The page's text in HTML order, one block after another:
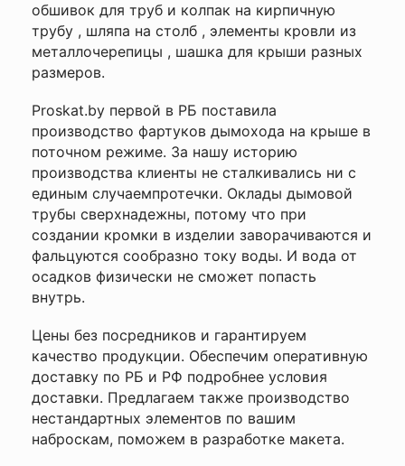
обшивок для труб и колпак на кирпичную
трубу , шляпа на столб , элементы кровли из
металлочерепицы , шашка для крыши разных
размеров.
Proskat.by первой в РБ поставила
производство фартуков дымохода на крыше в
поточном режиме. За нашу историю
производства клиенты не сталкивались ни с
единым случаемпротечки. Оклады дымовой
трубы сверхнадежны, потому что при
создании кромки в изделии заворачиваются и
фальцуются сообразно току воды. И вода от
осадков физически не сможет попасть
внутрь.
Цены без посредников и гарантируем
качество продукции. Обеспечим оперативную
доставку по РБ и РФ подробнее условия
доставки. Предлагаем также производство
нестандартных элементов по вашим
наброскам, поможем в разработке макета.